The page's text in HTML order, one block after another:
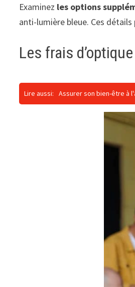
Examinez les options
anti-lumière bleue. Ces
Les frais
Lire aussi: Assurer son bien-être à